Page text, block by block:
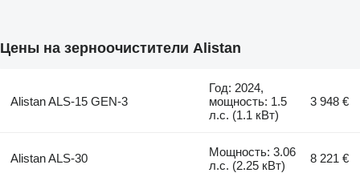
Цены на зерноочистители Alistan
Alistan ALS-15 GEN-3
Год: 2024,
мощность: 1.5
л.с. (1.1 кВт)
3 948 €
Alistan ALS-30
Мощность: 3.06
л.с. (2.25 кВт)
8 221 €